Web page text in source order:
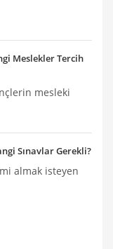
Meslekler Tercih
mesleki
Sınavlar Gerekli?
almak isteyen